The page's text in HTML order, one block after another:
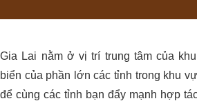
Gia Lai nằm ở vị trí trung tâm của
biển của phần lớn các tỉnh trong khu
để cùng các tỉnh bạn đẩy mạnh hợp